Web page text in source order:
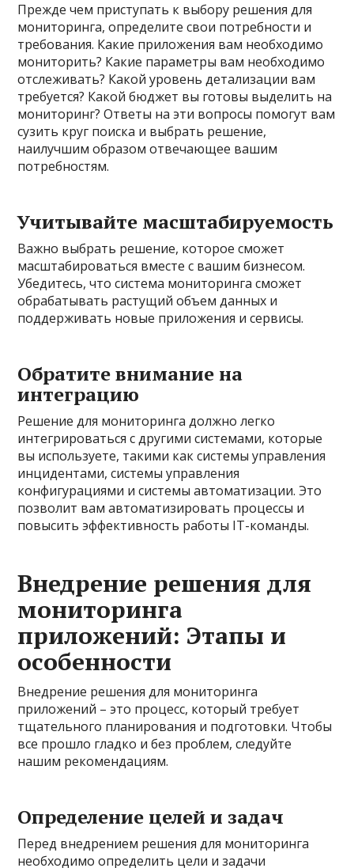
Прежде чем приступать к выбору решения для
мониторинга, определите свои потребности и
требования. Какие приложения вам необходимо
мониторить? Какие параметры вам необходимо
отслеживать? Какой уровень детализации вам
требуется? Какой бюджет вы готовы выделить на
мониторинг? Ответы на эти вопросы помогут вам
сузить круг поиска и выбрать решение,
наилучшим образом отвечающее вашим
потребностям.
Учитывайте масштабируемость
Важно выбрать решение, которое сможет
масштабироваться вместе с вашим бизнесом.
Убедитесь, что система мониторинга сможет
обрабатывать растущий объем данных и
поддерживать новые приложения и сервисы.
Обратите внимание на
интеграцию
Решение для мониторинга должно легко
интегрироваться с другими системами, которые
вы используете, такими как системы управления
инцидентами, системы управления
конфигурациями и системы автоматизации. Это
позволит вам автоматизировать процессы и
повысить эффективность работы IT-команды.
Внедрение решения для
мониторинга
приложений: Этапы и
особенности
Внедрение решения для мониторинга
приложений – это процесс, который требует
тщательного планирования и подготовки. Чтобы
все прошло гладко и без проблем, следуйте
нашим рекомендациям.
Определение целей и задач
Перед внедрением решения для мониторинга
необходимо определить цели и задачи